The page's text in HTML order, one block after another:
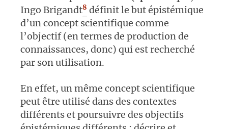
Ingo Brigandt8 définit le but épistémique
d’un concept scientifique comme
l’objectif (en termes de production de
connaissances, donc) qui est recherché
par son utilisation.
En effet, un même concept scientifique
peut être utilisé dans des contextes
différents et poursuivre des objectifs